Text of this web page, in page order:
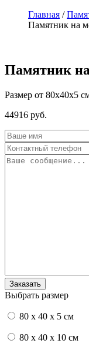
Главная /
Памятник на
Памятник
Размер от 80х40х5
44916 руб.
Выбрать размер
80 x 40 x 5 см
80 x 40 x 10 см